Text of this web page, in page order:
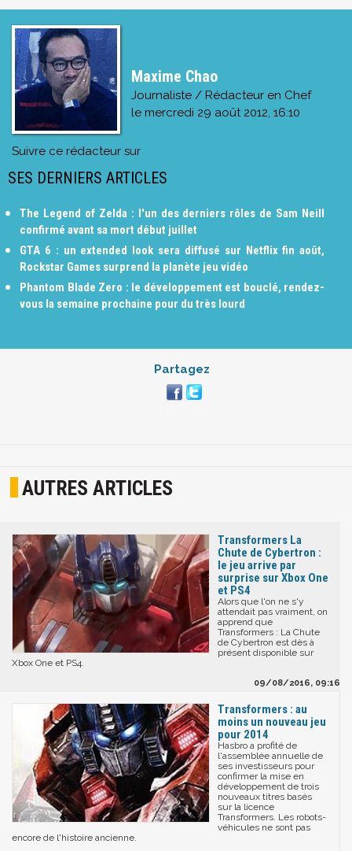
Maxime Chao
Journaliste / Rédacteur en Chef
le mercredi 29 août 2012, 16:10
Suivre ce rédacteur sur
SES DERNIERS ARTICLES
The Legend of Zelda : l'un des derniers rôles de Sam Neill
confirmé avant sa mort début juillet
GTA 6 : un extended look sera diffusé sur Netflix fin août,
Rockstar Games surprend la planète jeu vidéo
Phantom Blade Zero : le développement est bouclé, rendez-
vous la semaine prochaine pour du très lourd
Partagez
AUTRES ARTICLES
Transformers La
Chute de Cybertron :
le jeu arrive par
surprise sur Xbox One
et PS4
Alors que l'on ne s'y
attendait pas vraiment, on
apprend que
Transformers : La Chute
de Cybertron est dès à
présent disponible sur
Xbox One et PS4.
09/08/2016, 09:16
Transformers : au
moins un nouveau jeu
pour 2014
Hasbro a profité de
l'assemblée annuelle de
ses investisseurs pour
confirmer la mise en
développement de trois
nouveaux titres basés
sur la licence
Transformers. Les robots-
véhicules ne sont pas
encore de l'histoire ancienne.